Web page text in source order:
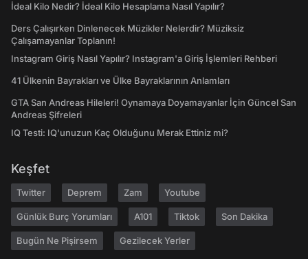
İdeal Kilo Nedir? İdeal Kilo Hesaplama Nasıl Yapılır?
Ders Çalışırken Dinlenecek Müzikler Nelerdir? Müziksiz
Çalışamayanlar Toplanın!
Instagram Giriş Nasıl Yapılır? Instagram'a Giriş İşlemleri Rehberi
41 Ülkenin Bayrakları ve Ülke Bayraklarının Anlamları
GTA San Andreas Hileleri! Oynamaya Doyamayanlar İçin Güncel San
Andreas Şifreleri
IQ Testi: IQ'unuzun Kaç Olduğunu Merak Ettiniz mi?
Keşfet
Twitter Deprem Zam Youtube
Günlük Burç Yorumları A101 Tiktok Son Dakika
Bugün Ne Pişirsem Gezilecek Yerler